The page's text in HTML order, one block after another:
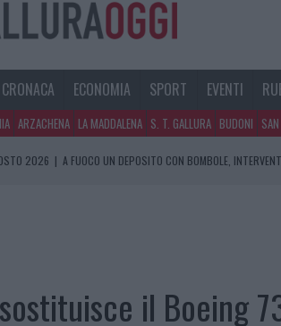
CRONACA ECONOMIA SPORT EVENTI
ARZACHENA LA MADDALENA S. T. GALLURA BUDONI
2026 | A FUOCO UN DEPOSITO CON BOMBOLE,
il Boeing